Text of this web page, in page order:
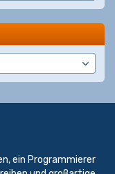
ein Programmierer